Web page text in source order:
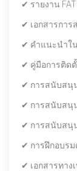
✔ รายงาน
✔ เอกสารการ
✔ คำแนะนำใ
✔ คู่มือการติด
✔ การสนับสนุ
✔ การสนับสนุ
✔ การสนับสนุ
✔ การฝึกอบร
✔ เอกสารทา